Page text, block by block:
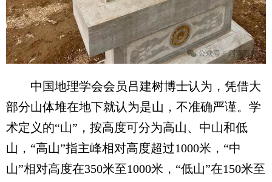
中国地理学会会员吕建树博士认为，凭借大
部分山体堆在地下就认为是山，不准确严谨。学
术定义的“山”，按高度可分为高山、中山和低
山，“高山”指主峰相对高度超过1000米，“中
山”相对高度在350米至1000米，“低山”在150米至